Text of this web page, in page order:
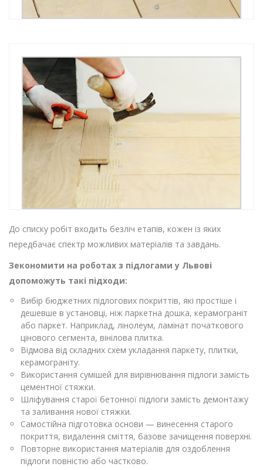
До списку робіт входить безліч етапів, кожен із яких
передбачає спектр можливих матеріалів та завдань.
Зекономити на роботах з підлогами у Львові
допоможуть такі підходи:
Вибір бюджетних підлогових покриттів, які простіше і
дешевше в установці, ніж паркетна дошка, керамограніт
або паркет. Наприклад, лінолеум, ламінат початкового
цінового сегмента, вінілова плитка.
Відмова від складних схем укладання паркету, плитки,
керамограніту.
Використання сумішей для вирівнювання підлоги замість
цементної стяжки.
Шліфування старої бетонної підлоги замість демонтажу
та заливання нової стяжки.
Самостійна підготовка основи — винесення старого
покриття, видалення сміття, базове зачищення поверхні.
Повторне використання матеріалів для оздоблення
підлоги повністю або частково.